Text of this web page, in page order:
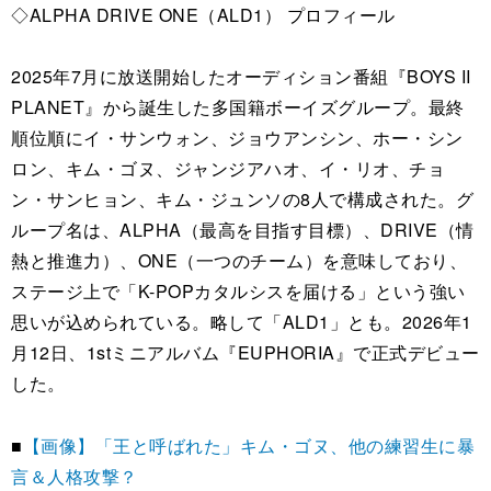
◇ALPHA DRIVE ONE（ALD1） プロフィール
2025年7月に放送開始したオーディション番組『BOYS II
PLANET』から誕生した多国籍ボーイズグループ。最終
順位順にイ・サンウォン、ジョウアンシン、ホー・シン
ロン、キム・ゴヌ、ジャンジアハオ、イ・リオ、チョ
ン・サンヒョン、キム・ジュンソの8人で構成された。グ
ループ名は、ALPHA（最高を目指す目標）、DRIVE（情
熱と推進力）、ONE（一つのチーム）を意味しており、
ステージ上で「K-POPカタルシスを届ける」という強い
思いが込められている。略して「ALD1」とも。2026年1
月12日、1stミニアルバム『EUPHORIA』で正式デビュー
した。
■ 【画像】「王と呼ばれた」キム・ゴヌ、他の練習生に暴
言＆人格攻撃？